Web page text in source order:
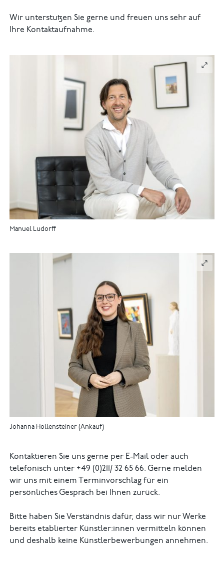
Wir unterstutzen Sie gerne und freuen uns sehr auf
Ihre Kontaktaufnahme.
Manuel Ludorff
Johanna Hollensteiner (Ankauf)
Kontaktieren Sie uns gerne per E-Mail oder auch
telefonisch unter +49 (0)211/ 32 65 66. Gerne melden
wir uns mit einem Terminvorschlag für ein
persönliches Gespräch bei Ihnen zurück.
Bitte haben Sie Verständnis dafür, dass wir nur Werke
bereits etablierter Künstler:innen vermitteln können
und deshalb keine Künstlerbewerbungen annehmen.